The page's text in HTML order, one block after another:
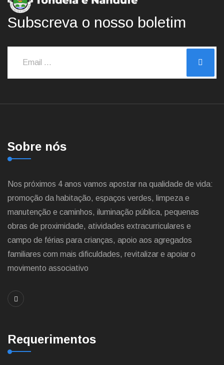
Subscreva o nosso boletim
Sobre nós
Nos próximos 4 anos vamos apostar na qualidade de vida:
promoção da habitação, espaços verdes, limpeza e
manutenção e caminhos, iluminação pública, pequenas
obras de proximidade, atividades extracurriculares e
campo de férias para crianças, apoio aos agregados
familiares com mais dificuldades, revitalizar e apoiar o
movimento associativo
Requerimentos